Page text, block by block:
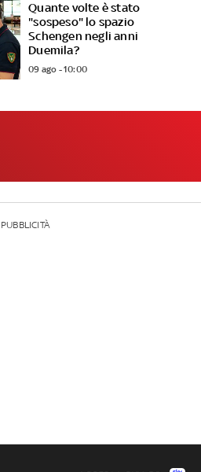
Quante volte è stato
"sospeso" lo spazio
Schengen negli anni
Duemila?
09 ago - 10:00
PUBBLICITÀ